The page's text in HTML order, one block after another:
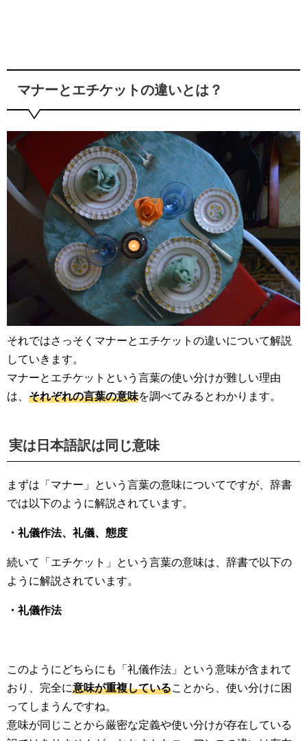
マナーとエチケットの違いとは？
それではさっそくマナーとエチケットの違いについて解説
していきます。
マナーとエチケットという言葉の使い分けが難しい理由
は、 それぞれの言葉の意味を調べてみるとわかります。
実は日本語訳は同じ意味
まずは「マナー」という言葉の意味についてですが、辞書
では以下のように解説されています。
・礼儀作法、礼儀、態度
続いて「エチケット」という言葉の意味は、辞書で以下の
ように解説されています。
・礼儀作法
このようにどちらにも「礼儀作法」という意味が含まれて
おり、完全に意味が重複していることから、使い分けに困
ってしまうんですね。
意味が同じことから厳密な定義や使い分けが存在している